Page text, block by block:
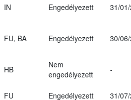
IN Engedélyezett
31/
FU, BA Engedélyezett 30/
HB
Nem
engedélyezett
-
FU Engedélyezett 31/